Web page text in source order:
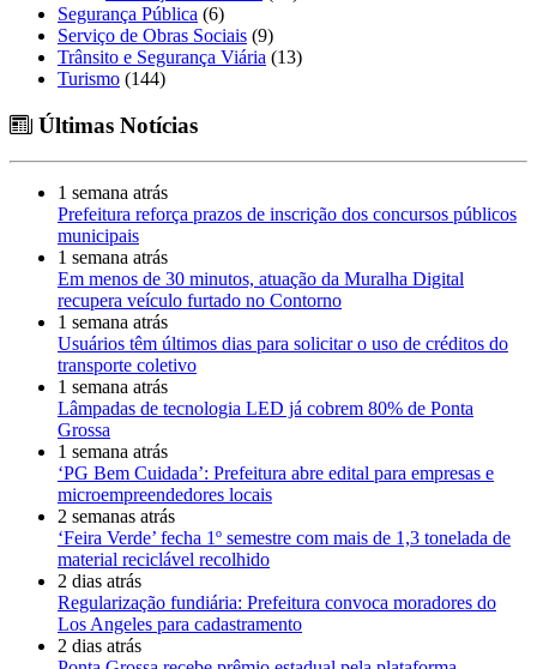
Segurança Pública (6)
Serviço de Obras Sociais (9)
Trânsito e Segurança Viária (13)
Turismo (144)
Últimas Notícias
1 semana atrás
Prefeitura reforça prazos de inscrição dos concursos públicos
municipais
1 semana atrás
Em menos de 30 minutos, atuação da Muralha Digital
recupera veículo furtado no Contorno
1 semana atrás
Usuários têm últimos dias para solicitar o uso de créditos do
transporte coletivo
1 semana atrás
Lâmpadas de tecnologia LED já cobrem 80% de Ponta
Grossa
1 semana atrás
‘PG Bem Cuidada’: Prefeitura abre edital para empresas e
microempreendedores locais
2 semanas atrás
‘Feira Verde’ fecha 1º semestre com mais de 1,3 tonelada de
material reciclável recolhido
2 dias atrás
Regularização fundiária: Prefeitura convoca moradores do
Los Angeles para cadastramento
2 dias atrás